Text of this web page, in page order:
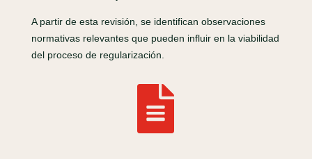
A partir de esta revisión, se identifican observaciones
normativas relevantes que pueden influir en la viabilidad
del proceso de regularización.
